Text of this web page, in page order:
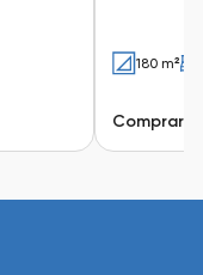
180 m²
Comprar: